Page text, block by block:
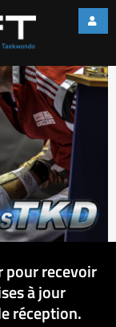
pour recevoir
à jour
réception.